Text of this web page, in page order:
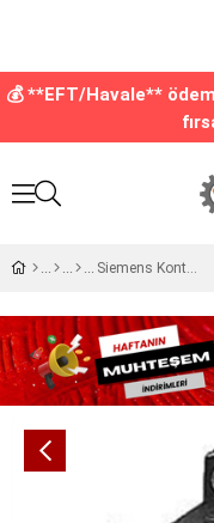
💰 **EFT/Havale**
Siemens Kontaktör 230v 5A Ac 1NC 3TF2801-0AP0